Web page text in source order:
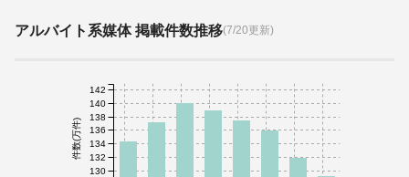
アルバイト系媒体 掲載件数推移(7/20更新)
件数(万件)
130
132
134
136
138
140
142